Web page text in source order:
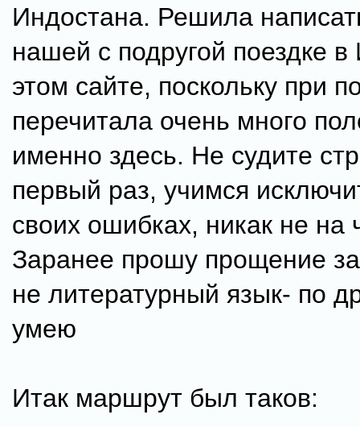
Индостана. Решила
нашей с подругой поездке
этом сайте, поскольку при
перечитала очень много
именно здесь. Не судите
первый раз, учимся
своих ошибках, никак не на
Заранее прошу прощение
не литературный язык- по
умею
Итак маршрут был таков: